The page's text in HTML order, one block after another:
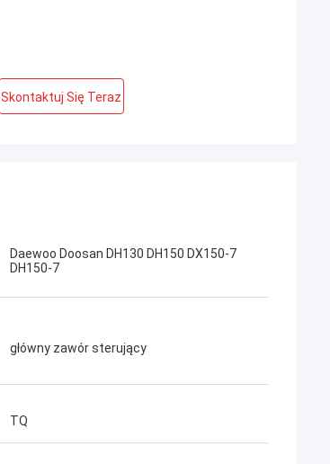
przyjaźni. Doskonała obsługa i przyjazne
Skontaktuj Się Teraz
Daewoo Doosan DH130 DH150 DX150-7
DH150-7
główny zawór sterujący
TQ